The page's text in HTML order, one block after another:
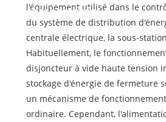
chronométrique
l'équipement utilisé dans le
du système de distribution
centrale électrique, la sous-
Habituellement, le
disjoncteur à vide haute tension
stockage d'énergie de fermeture
un mécanisme de
ordinaire. Cependant,